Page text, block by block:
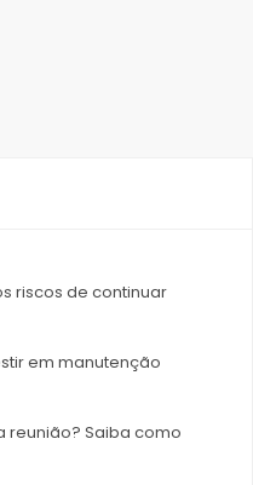
riscos de continuar
em manutenção
reunião? Saiba como